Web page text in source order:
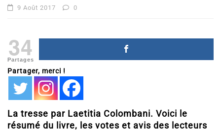
9 Août 2017 0
34
Partages
Partager, merci !
La tresse par Laetitia Colombani. Voici le
résumé du livre, les votes et avis des lecteurs